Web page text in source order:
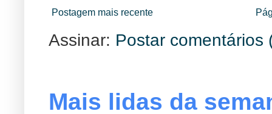
Postagem mais recente
Assinar: Postar comentários
Mais lidas da